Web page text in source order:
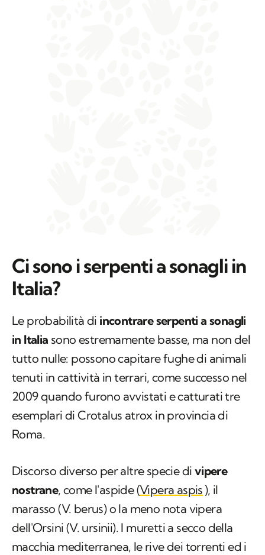
Ci sono i serpenti a sonagli in
Italia?
Le probabilità di incontrare serpenti a sonagli
in Italia sono estremamente basse, ma non del
tutto nulle: possono capitare fughe di animali
tenuti in cattività in terrari, come successo nel
2009 quando furono avvistati e catturati tre
esemplari diCrotalus atrox in provincia di
Roma.
Discorso diverso per altre specie di vipere
nostrane, come l'aspide (Vipera aspis ), il
marasso (V. berus) o la meno nota vipera
dell'Orsini (V. ursinii). I muretti a secco della
macchia mediterranea, le rive dei torrenti ed i